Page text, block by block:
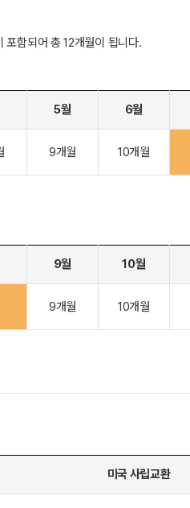
포함되어 총 12개월이 됩니다.
5월 6월
9개월 10개월
9월 10월
9개월 10개월
미국 사립교환